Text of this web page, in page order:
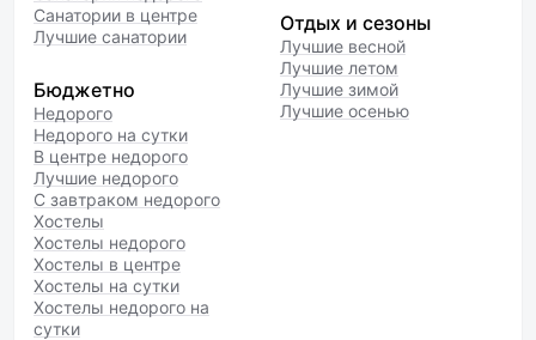
Санатории в центре
Лучшие санатории
Бюджетно
Недорого
Недорого на сутки
В центре недорого
Лучшие недорого
С завтраком недорого
Хостелы
Хостелы недорого
Хостелы в центре
Хостелы на сутки
Хостелы недорого на
сутки
Отдых и сезоны
Лучшие весной
Лучшие летом
Лучшие зимой
Лучшие осенью